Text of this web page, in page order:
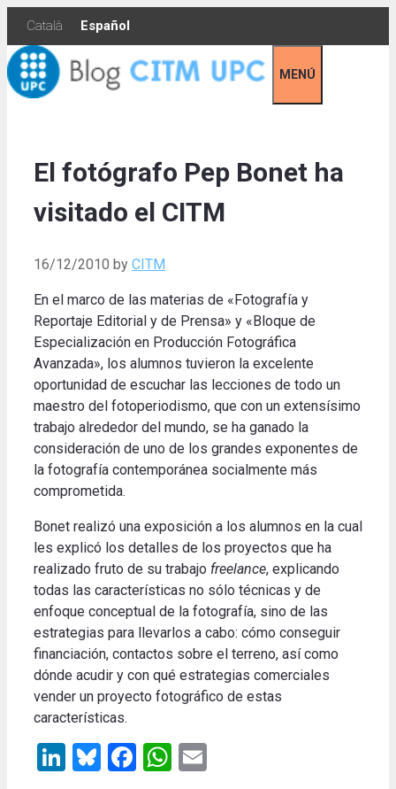
Skip
content
Català Español
MENÚ
El fotógrafo Pep Bonet ha
visitado el CITM
16/12/2010 by CITM
En el marco de las materias de «Fotografía y
Reportaje Editorial y de Prensa» y «Bloque de
Especialización en Producción Fotográfica
Avanzada», los alumnos tuvieron la excelente
oportunidad de escuchar las lecciones de todo un
maestro del fotoperiodismo, que con un extensísimo
trabajo alrededor del mundo, se ha ganado la
consideración de uno de los grandes exponentes de
la fotografía contemporánea socialmente más
comprometida.
Bonet realizó una exposición a los alumnos en la cual
les explicó los detalles de los proyectos que ha
realizado fruto de su trabajo freelance, explicando
todas las características no sólo técnicas y de
enfoque conceptual de la fotografía, sino de las
estrategias para llevarlos a cabo: cómo conseguir
financiación, contactos sobre el terreno, así como
dónde acudir y con qué estrategias comerciales
vender un proyecto fotográfico de estas
características.
LinkedIn
Bluesky
Facebook
WhatsApp